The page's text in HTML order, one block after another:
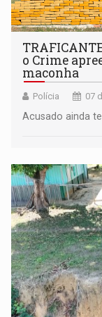
o Crime
maconha
Polícia 07
Acusado ainda